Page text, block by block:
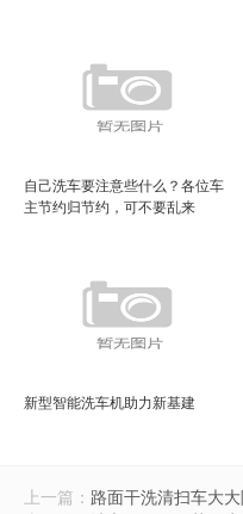
自己洗车要注意些什么？各位车
主节约归节约，可不要乱来
新型智能洗车机助力新基建
上一篇： 路面干洗清扫车大